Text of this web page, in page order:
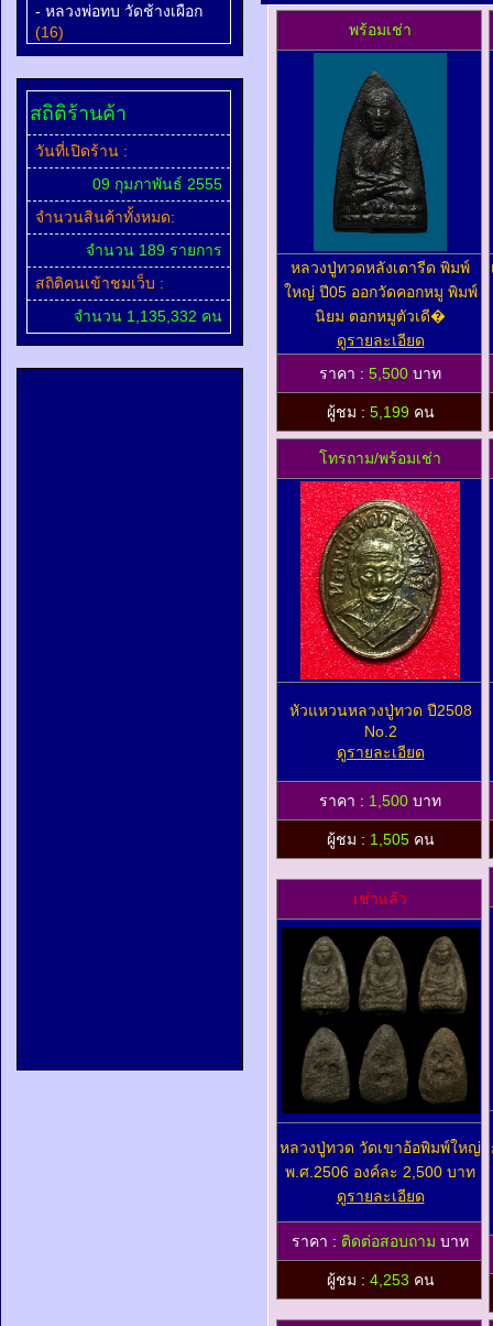
- หลวงพ่อทบ วัดช้างเผือก
(16)
สถิติร้านค้า
วันที่เปิดร้าน :
09 กุมภาพันธ์ 2555
จำนวนสินค้าทั้งหมด:
จำนวน 189 รายการ
สถิติคนเข้าชมเว็บ :
จำนวน 1,135,332 คน
พร้อมเช่า
หลวงปู่ทวดหลังเตารีด พิมพ์
ใหญ่ ปี05 ออกวัดคอกหมู พิมพ์
นิยม ตอกหมูตัวเดี�
ดูรายละเอียด
ราคา : 5,500 บาท
ผู้ชม : 5,199 คน
โทรถาม/พร้อมเช่า
หัวแหวนหลวงปู่ทวด ปี2508
No.2
ดูรายละเอียด
ราคา : 1,500 บาท
ผู้ชม : 1,505 คน
เช่าแล้ว
หลวงปู่ทวด วัดเขาอ้อพิมพ์ใหญ่
พ.ศ.2506 องค์ละ 2,500 บาท
ดูรายละเอียด
ราคา : ติดต่อสอบถาม บาท
ผู้ชม : 4,253 คน